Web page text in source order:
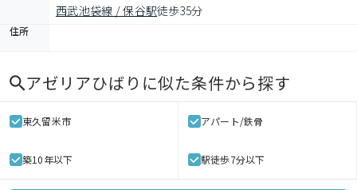
西武池袋線 / 保谷駅徒歩35分
住所
アゼリアひばり に似た条件から探す
東久留米市 アパート/鉄骨
築10年以下 駅徒歩7分以下